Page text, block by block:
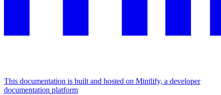
This documentation is built and hosted on Mintlify, a developer
documentation platform